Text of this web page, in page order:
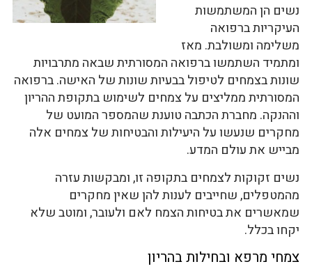
נשים הן המשתמשות
העיקריות ברפואה
משלימה ומשולבת. מאז
ומתמיד השתמשו ברפואה המסורתית שבאה מתרבויות
שונות בצמחים לטיפול בבעיות שונות של האישה. ברפואה
המסורתית ממליצים על צמחים לשימוש בתקופת ההריון
וההנקה. מחברת הכתבה טוענת שהמספר המועט של
מחקרים שנעשו על היעילות והבטיחות של צמחים אלה
מבייש את עולם המדע.
נשים זקוקות לצמחים בתקופה זו, ומבקשות עזרה
מהמטפלים, שחייבים לענות להן שאין מחקרים
שמאשרים את בטיחות הצמח לאם ולעובר, ומוטב שלא
יקחו בכלל.
צמחי מרפא ובחילות בהריון